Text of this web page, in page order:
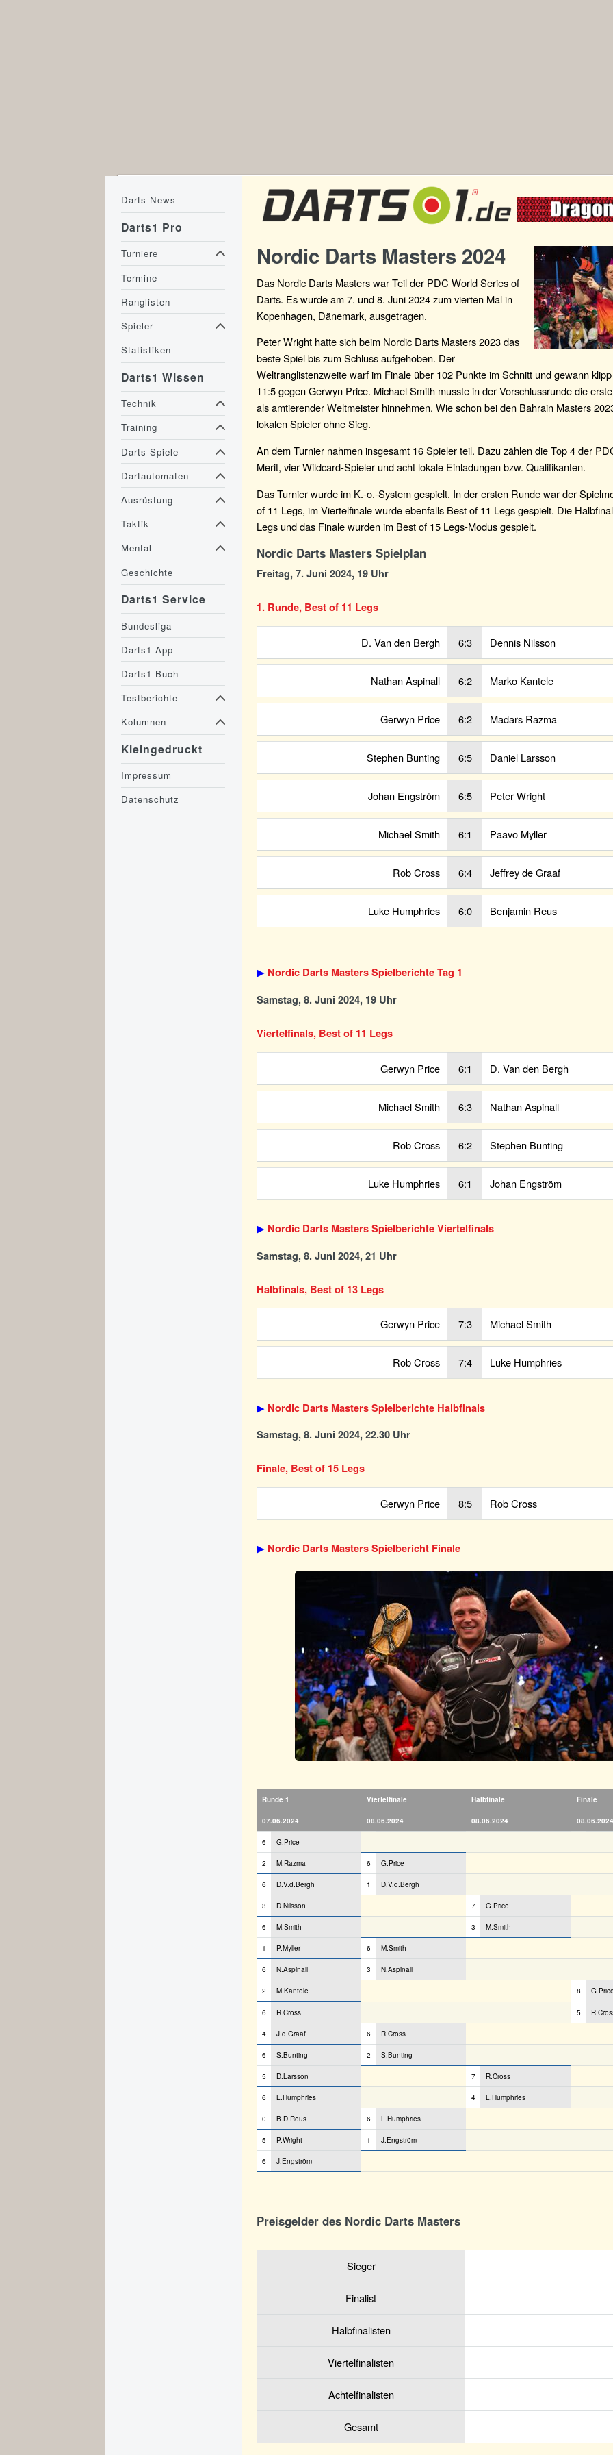
Nordic Darts Masters 2024
Das Nordic Darts Masters war Teil der PDC World Series of
Darts. Es wurde am 7. und 8. Juni 2024 zum vierten Mal in
Kopenhagen, Dänemark, ausgetragen.
Peter Wright hatte sich beim Nordic Darts Masters 2023 das
beste Spiel bis zum Schluss aufgehoben. Der
Weltranglistenzweite warf im Finale über 102 Punkte im Schnitt und gewann
11:5 gegen Gerwyn Price. Michael Smith musste in der Vorschlussrunde die
als amtierender Weltmeister hinnehmen. Wie schon bei den Bahrain Masters
lokalen Spieler ohne Sieg.
An dem Turnier nahmen insgesamt 16 Spieler teil. Dazu zählen die Top 4 der
Merit, vier Wildcard-Spieler und acht lokale Einladungen bzw. Qualifikanten.
Das Turnier wurde im K.-o.-System gespielt. In der ersten Runde war der
of 11 Legs, im Viertelfinale wurde ebenfalls Best of 11 Legs gespielt. Die
Legs und das Finale wurden im Best of 15 Legs-Modus gespielt.
Nordic Darts Masters Spielplan
Freitag, 7. Juni 2024, 19 Uhr
1. Runde, Best of 11 Legs
D. Van den Bergh 6:3 Dennis Nilsson
Nathan Aspinall 6:2 Marko Kantele
Gerwyn Price 6:2 Madars Razma
Stephen Bunting 6:5 Daniel Larsson
Johan Engström 6:5 Peter Wright
Michael Smith 6:1 Paavo Myller
Rob Cross 6:4 Jeffrey de Graaf
Luke Humphries 6:0 Benjamin Reus
▶ Nordic Darts Masters Spielberichte Tag 1
Samstag, 8. Juni 2024, 19 Uhr
Viertelfinals, Best of 11 Legs
Gerwyn Price 6:1 D. Van den Bergh
Michael Smith 6:3 Nathan Aspinall
Rob Cross 6:2 Stephen Bunting
Luke Humphries 6:1 Johan Engström
▶ Nordic Darts Masters Spielberichte Viertelfinals
Samstag, 8. Juni 2024, 21 Uhr
Halbfinals, Best of 13 Legs
Gerwyn Price 7:3 Michael Smith
Rob Cross 7:4 Luke Humphries
▶ Nordic Darts Masters Spielberichte Halbfinals
Samstag, 8. Juni 2024, 22.30 Uhr
Finale, Best of 15 Legs
Gerwyn Price 8:5 Rob Cross
▶ Nordic Darts Masters Spielbericht Finale
Runde 1 Viertelfinale Halbfinale Finale
07.06.2024 08.06.2024 08.06.2024 08.06.2024
6 G.Price
2 M.Razma 6 G.Price
6 D.V.d.Bergh 1 D.V.d.Bergh
3 D.Nilsson 7 G.Price
6 M.Smith 3 M.Smith
1 P.Myller 6 M.Smith
6 N.Aspinall 3 N.Aspinall
2 M.Kantele 8
6 R.Cross 5
4 J.d.Graaf 6 R.Cross
6 S.Bunting 2 S.Bunting
5 D.Larsson 7 R.Cross
6 L.Humphries 4 L.Humphries
0 B.D.Reus 6 L.Humphries
5 P.Wright 1 J.Engström
6 J.Engström
Preisgelder des Nordic Darts Masters
Sieger
Finalist
Halbfinalisten
Viertelfinalisten
Achtelfinalisten
Gesamt
Darts News
Darts1 Pro
Turniere
Termine
Ranglisten
Spieler
Statistiken
Darts1 Wissen
Technik
Training
Darts Spiele
Dartautomaten
Ausrüstung
Taktik
Mental
Geschichte
Darts1 Service
Bundesliga
Darts1 App
Darts1 Buch
Testberichte
Kolumnen
Kleingedruckt
Impressum
Datenschutz